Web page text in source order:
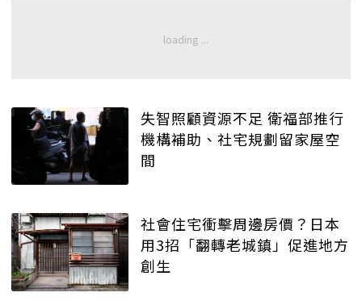
失智照顧資源不足 衛福部推行
機構補助、社宅規劃留家屋空
間
社會住宅衝擊周邊房價？日本
用3招「翻轉老城鎮」促進地方
創生